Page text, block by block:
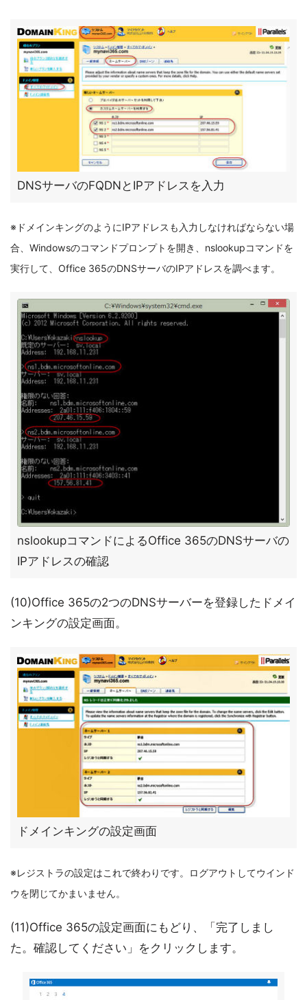
DNSサーバのFQDNとIPアドレスを入力
※ドメインキングのようにIPアドレスも入力しなければならない場
合、Windowsのコマンドプロンプトを開き、nslookupコマンドを
実行して、Office 365のDNSサーバのIPアドレスを調べます。
nslookupコマンドによるOffice 365のDNSサーバの
IPアドレスの確認
(10)Office 365の2つのDNSサーバーを登録したドメイ
ンキングの設定画面。
ドメインキングの設定画面
※レジストラの設定はこれで終わりです。ログアウトしてウインド
ウを閉じてかまいません。
(11)Office 365の設定画面にもどり、「完了しまし
た。確認してください」をクリックします。